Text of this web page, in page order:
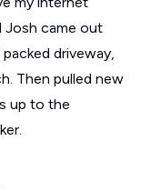
Josh came out
driveway,
Then pulled new
up to the